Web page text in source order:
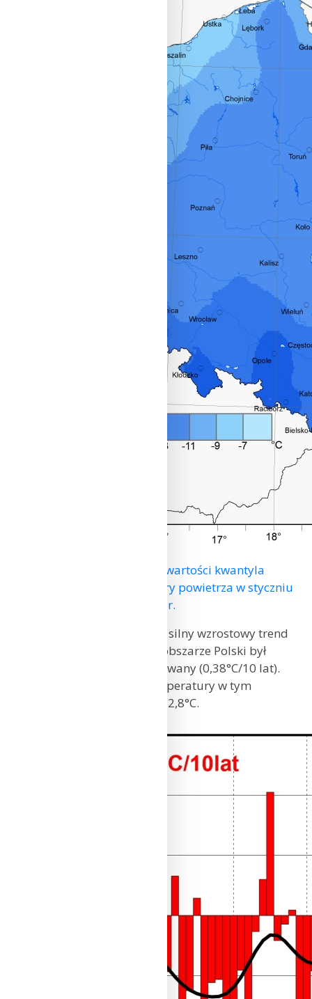
Przestrzenny rozkład wartości kwantyla
5% minimalnej temperatury powietrza w styczniu
2024 r.
Występujący od szeregu lat silny wzrostowy trend
temperatury powietrza na obszarze Polski był
w styczniu 2024 r. kontynuowany (0,38°C/10 lat).
Tylko od 1951 r. wzrost temperatury w tym
miesiącu szacowany jest na 2,8°C.